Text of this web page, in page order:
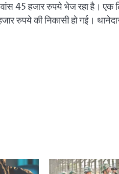
45 हजार रुपये भेज रहा है।
रुपये की निकासी हो गई।